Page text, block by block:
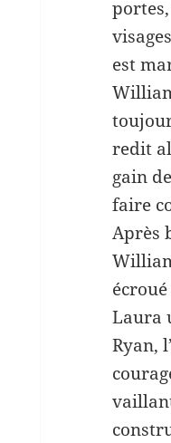
est
redit
gain
faire
Après
Laura
Ryan,